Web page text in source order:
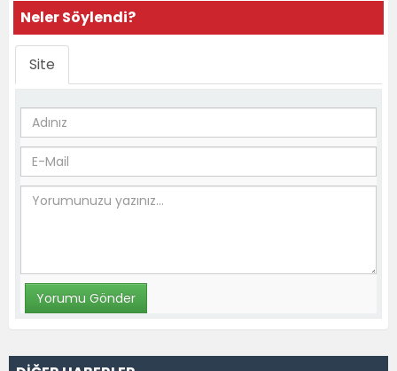
Neler Söylendi?
Site